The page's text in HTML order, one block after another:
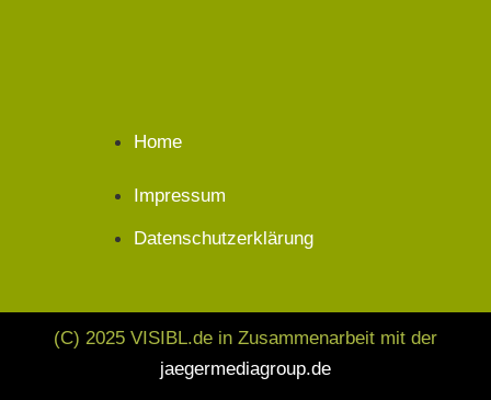
Home
Impressum
Datenschutzerklärung
(C) 2025 VISIBL.de in Zusammenarbeit mit der
jaegermediagroup.de